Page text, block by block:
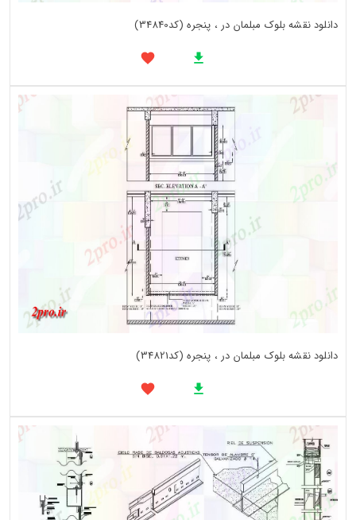
دانلود نقشه بلوک مبلمان در ، پنجره (کد34840)
دانلود نقشه بلوک مبلمان در ، پنجره (کد34821)